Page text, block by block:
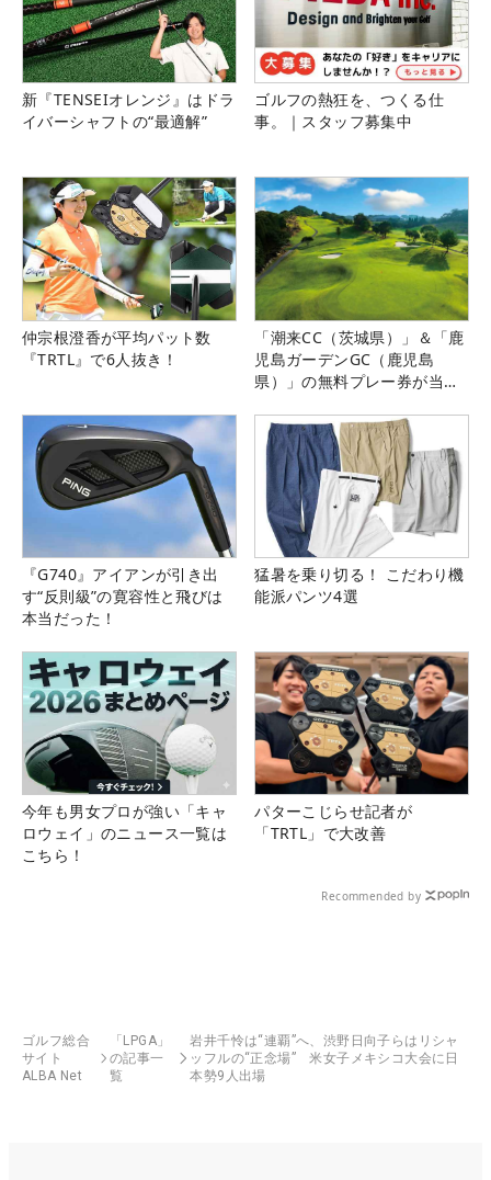
新『TENSEIオレンジ』はドラ
イバーシャフトの“最適解”
ゴルフの熱狂を、つくる仕
事。｜スタッフ募集中
仲宗根澄香が平均パット数
『TRTL』で6人抜き！
「潮来CC（茨城県）」＆「鹿
児島ガーデンGC（鹿児島
県）」の無料プレー券が当た
『G740』アイアンが引き出
す“反則級”の寛容性と飛びは
本当だった！
猛暑を乗り切る！ こだわり機
能派パンツ4選
今年も男女プロが強い「キャ
ロウェイ」のニュース一覧は
こちら！
パターこじらせ記者が
「TRTL」で大改善
Recommended by
ゴルフ総合
サイト
ALBA Net
「LPGA」
の記事一
覧
岩井千怜は“連覇”へ、渋野日向子らはリシャ
ッフルの“正念場” 米女子メキシコ大会に日
本勢9人出場